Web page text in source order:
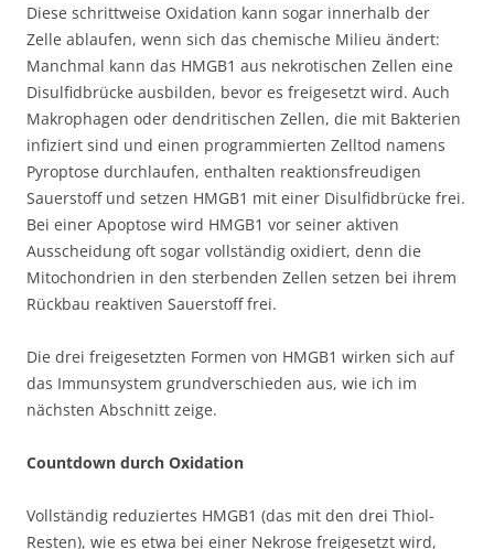
Diese schrittweise Oxidation kann sogar innerhalb der
Zelle ablaufen, wenn sich das chemische Milieu ändert:
Manchmal kann das HMGB1 aus nekrotischen Zellen eine
Disulfidbrücke ausbilden, bevor es freigesetzt wird. Auch
Makrophagen oder dendritischen Zellen, die mit Bakterien
infiziert sind und einen programmierten Zelltod namens
Pyroptose durchlaufen, enthalten reaktionsfreudigen
Sauerstoff und setzen HMGB1 mit einer Disulfidbrücke frei.
Bei einer Apoptose wird HMGB1 vor seiner aktiven
Ausscheidung oft sogar vollständig oxidiert, denn die
Mitochondrien in den sterbenden Zellen setzen bei ihrem
Rückbau reaktiven Sauerstoff frei.
Die drei freigesetzten Formen von HMGB1 wirken sich auf
das Immunsystem grundverschieden aus, wie ich im
nächsten Abschnitt zeige.
Countdown durch Oxidation
Vollständig reduziertes HMGB1 (das mit den drei Thiol-
Resten), wie es etwa bei einer Nekrose freigesetzt wird,